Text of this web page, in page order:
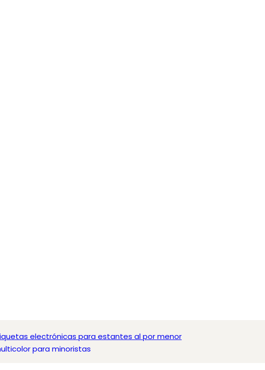
electrónicas para estantes al por menor
para minoristas